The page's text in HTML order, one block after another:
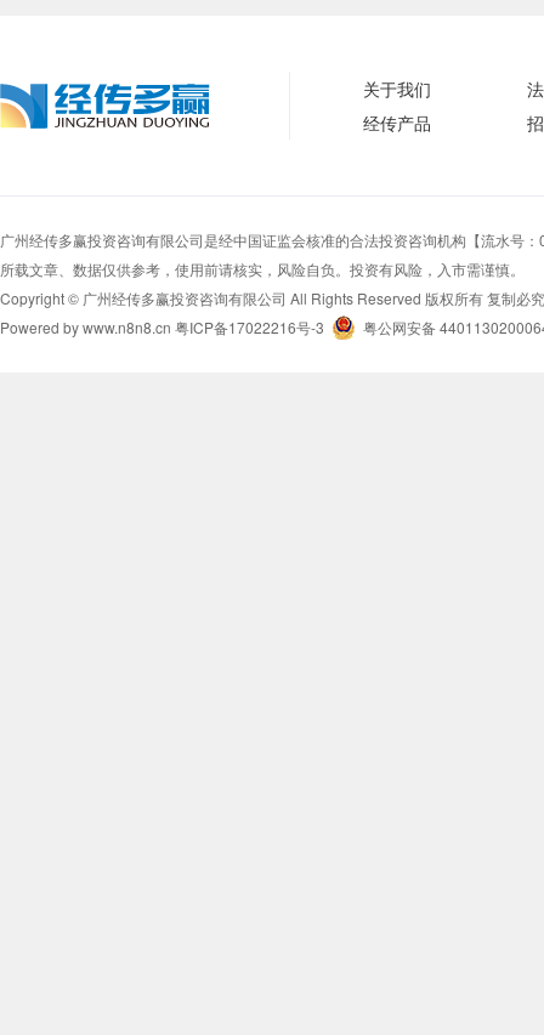
关于我们
经传产品
广州经传多赢投资咨询有限公司是经中国证监会核准的合法投资咨询机构【流水号
所载文章、数据仅供参考，使用前请核实，风险自负。投资有风险，入市需谨慎。
Copyright © 广州经传多赢投资咨询有限公司 All Rights Reserved 版权所有 复制必究
Powered by www.n8n8.cn 粤ICP备17022216号-3 粤公网安备